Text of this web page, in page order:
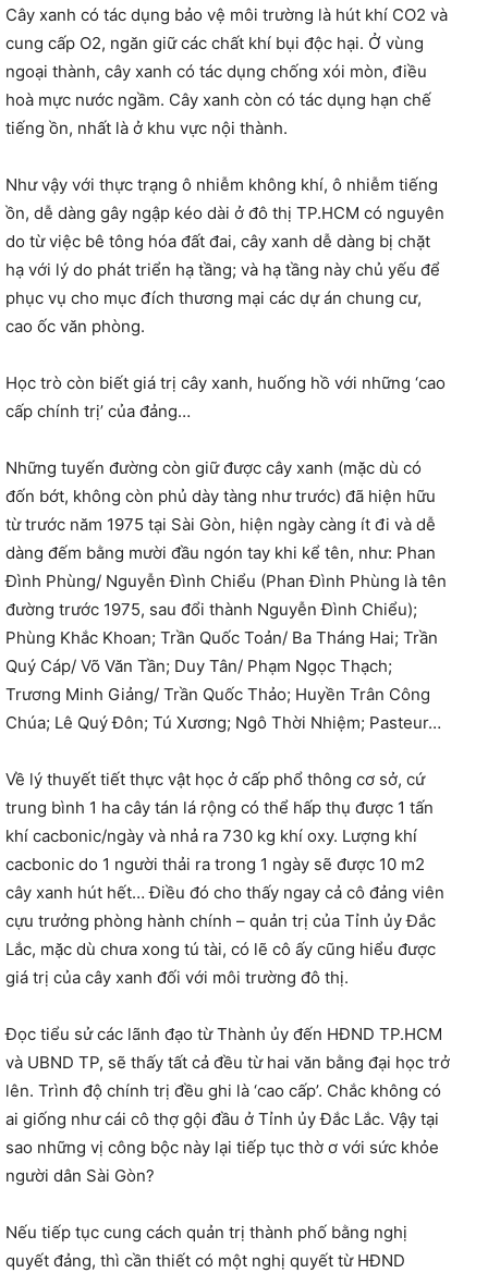
Cây xanh có tác dụng bảo vệ môi trường là hút khí CO2 và
cung cấp O2, ngăn giữ các chất khí bụi độc hại. Ở vùng
ngoại thành, cây xanh có tác dụng chống xói mòn, điều
hoà mực nước ngầm. Cây xanh còn có tác dụng hạn chế
tiếng ồn, nhất là ở khu vực nội thành.
Như vậy với thực trạng ô nhiễm không khí, ô nhiễm tiếng
ồn, dễ dàng gây ngập kéo dài ở đô thị TP.HCM có nguyên
do từ việc bê tông hóa đất đai, cây xanh dễ dàng bị chặt
hạ với lý do phát triển hạ tầng; và hạ tầng này chủ yếu để
phục vụ cho mục đích thương mại các dự án chung cư,
cao ốc văn phòng.
Học trò còn biết giá trị cây xanh, huống hồ với những ‘cao
cấp chính trị’ của đảng…
Những tuyến đường còn giữ được cây xanh (mặc dù có
đốn bớt, không còn phủ dày tàng như trước) đã hiện hữu
từ trước năm 1975 tại Sài Gòn, hiện ngày càng ít đi và dễ
dàng đếm bằng mười đầu ngón tay khi kể tên, như: Phan
Đình Phùng/ Nguyễn Đình Chiểu (Phan Đình Phùng là tên
đường trước 1975, sau đổi thành Nguyễn Đình Chiểu);
Phùng Khắc Khoan; Trần Quốc Toản/ Ba Tháng Hai; Trần
Quý Cáp/ Võ Văn Tần; Duy Tân/ Phạm Ngọc Thạch;
Trương Minh Giảng/ Trần Quốc Thảo; Huyền Trân Công
Chúa; Lê Quý Đôn; Tú Xương; Ngô Thời Nhiệm; Pasteur…
Về lý thuyết tiết thực vật học ở cấp phổ thông cơ sở, cứ
trung bình 1 ha cây tán lá rộng có thể hấp thụ được 1 tấn
khí cacbonic/ngày và nhả ra 730 kg khí oxy. Lượng khí
cacbonic do 1 người thải ra trong 1 ngày sẽ được 10 m2
cây xanh hút hết… Điều đó cho thấy ngay cả cô đảng viên
cựu trưởng phòng hành chính – quản trị của Tỉnh ủy Đắc
Lắc, mặc dù chưa xong tú tài, có lẽ cô ấy cũng hiểu được
giá trị của cây xanh đối với môi trường đô thị.
Đọc tiểu sử các lãnh đạo từ Thành ủy đến HĐND TP.HCM
và UBND TP, sẽ thấy tất cả đều từ hai văn bằng đại học trở
lên. Trình độ chính trị đều ghi là ‘cao cấp’. Chắc không có
ai giống như cái cô thợ gội đầu ở Tỉnh ủy Đắc Lắc. Vậy tại
sao những vị công bộc này lại tiếp tục thờ ơ với sức khỏe
người dân Sài Gòn?
Nếu tiếp tục cung cách quản trị thành phố bằng nghị
quyết đảng, thì cần thiết có một nghị quyết từ HĐND